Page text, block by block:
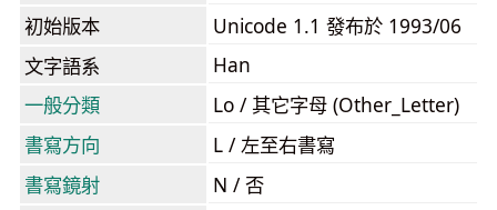
初始版本
Unicode 1.1 發布於 1993/06
文字語系
Han
一般分類
Lo / 其它字母 (Other_Letter)
書寫方向
L / 左至右書寫
書寫鏡射
N / 否